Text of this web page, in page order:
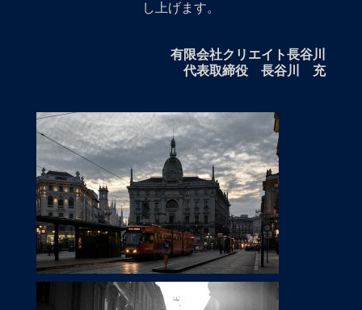
し上げます。
有限会社クリエイト長谷川
代表取締役 長谷川 充